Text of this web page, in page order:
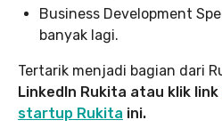
Business Development
banyak lagi.
Tertarik menjadi bagian dari
LinkedIn Rukita atau klik link
startup Rukita ini.